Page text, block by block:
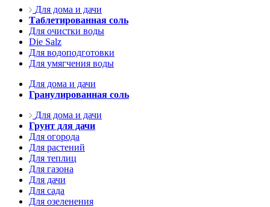
Для дома и дачи
Таблетированная соль
Для очистки воды
Die Salz
Для водоподготовки
Для умягчения воды
Для дома и дачи
Гранулированная соль
Для дома и дачи
Грунт для дачи
Для огорода
Для растений
Для теплиц
Для газона
Для дачи
Для сада
Для озеленения